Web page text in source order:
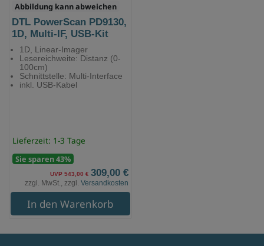
Abbildung kann abweichen
DTL PowerScan PD9130,
1D, Multi-IF, USB-Kit
1D, Linear-Imager
Lesereichweite: Distanz (0-
100cm)
Schnittstelle: Multi-Interface
inkl. USB-Kabel
Lieferzeit: 1-3 Tage
Sie sparen 43%
UVP 543,00 € 309,00 €
zzgl. MwSt., zzgl. Versandkosten
In den Warenkorb